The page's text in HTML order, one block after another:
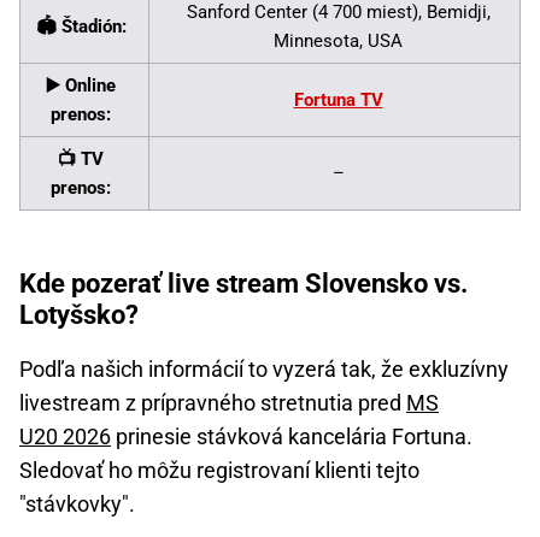
🏟 Štadión:
Sanford Center (4 700 miest), Bemidji,
Minnesota, USA
▶️ Online
prenos:
Fortuna TV
📺 TV
prenos:
–
Kde pozerať live stream Slovensko vs.
Lotyšsko?
Podľa našich informácií to vyzerá tak, že exkluzívny
livestream z prípravného stretnutia pred MS
U20 2026 prinesie stávková kancelária Fortuna.
Sledovať ho môžu registrovaní klienti tejto
"stávkovky".